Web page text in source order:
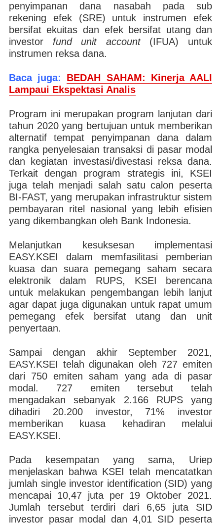
penyimpanan dana nasabah pada sub
rekening efek (SRE) untuk instrumen efek
bersifat ekuitas dan efek bersifat utang dan
investor fund unit account(IFUA) untuk
instrumen reksa dana.
Baca juga: BEDAH SAHAM: Kinerja AALI
Lampaui Ekspektasi Analis
Program ini merupakan program lanjutan dari
tahun 2020 yang bertujuan untuk memberikan
alternatif tempat penyimpanan dana dalam
rangka penyelesaian transaksi di pasar modal
dan kegiatan investasi/divestasi reksa dana.
Terkait dengan program strategis ini, KSEI
juga telah menjadi salah satu calon peserta
BI-FAST, yang merupakan infrastruktur sistem
pembayaran ritel nasional yang lebih efisien
yang dikembangkan oleh Bank Indonesia.
Melanjutkan kesuksesan implementasi
EASY.KSEI dalam memfasilitasi pemberian
kuasa dan suara pemegang saham secara
elektronik dalam RUPS, KSEI berencana
untuk melakukan pengembangan lebih lanjut
agar dapat juga digunakan untuk rapat umum
pemegang efek bersifat utang dan unit
penyertaan.
Sampai dengan akhir September 2021,
EASY.KSEI telah digunakan oleh 727 emiten
dari 750 emiten saham yang ada di pasar
modal. 727 emiten tersebut telah
mengadakan sebanyak 2.166 RUPS yang
dihadiri 20.200 investor, 71% investor
memberikan kuasa kehadiran melalui
EASY.KSEI.
Pada kesempatan yang sama, Uriep
menjelaskan bahwa KSEI telah mencatatkan
jumlah single investor identification (SID) yang
mencapai 10,47 juta per 19 Oktober 2021.
Jumlah tersebut terdiri dari 6,65 juta SID
investor pasar modal dan 4,01 SID peserta